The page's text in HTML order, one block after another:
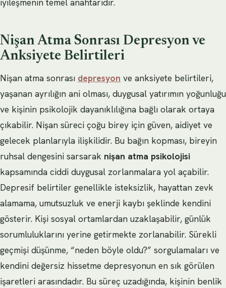
iyileşmenin temel anahtarıdır.
Nişan Atma Sonrası Depresyon ve
Anksiyete Belirtileri
Nişan atma sonrası depresyon ve anksiyete belirtileri,
yaşanan ayrılığın ani olması, duygusal yatırımın yoğunluğu
ve kişinin psikolojik dayanıklılığına bağlı olarak ortaya
çıkabilir. Nişan süreci çoğu birey için güven, aidiyet ve
gelecek planlarıyla ilişkilidir. Bu bağın kopması, bireyin
ruhsal dengesini sarsarak nişan atma psikolojisi
kapsamında ciddi duygusal zorlanmalara yol açabilir.
Depresif belirtiler genellikle isteksizlik, hayattan zevk
alamama, umutsuzluk ve enerji kaybı şeklinde kendini
gösterir. Kişi sosyal ortamlardan uzaklaşabilir, günlük
sorumluluklarını yerine getirmekte zorlanabilir. Sürekli
geçmişi düşünme, “neden böyle oldu?” sorgulamaları ve
kendini değersiz hissetme depresyonun en sık görülen
işaretleri arasındadır. Bu süreç uzadığında, kişinin benlik